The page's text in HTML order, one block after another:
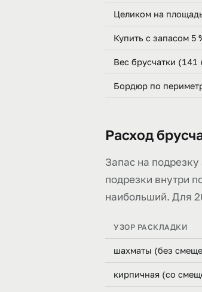
Целиком на
Купить с запасом 5
Вес брусчатки (141
Бордюр по
Расход
Запас на
подрезки внутри
наибольший. Для
УЗОР РАСКЛАДКИ
шахматы (без
кирпичная (со